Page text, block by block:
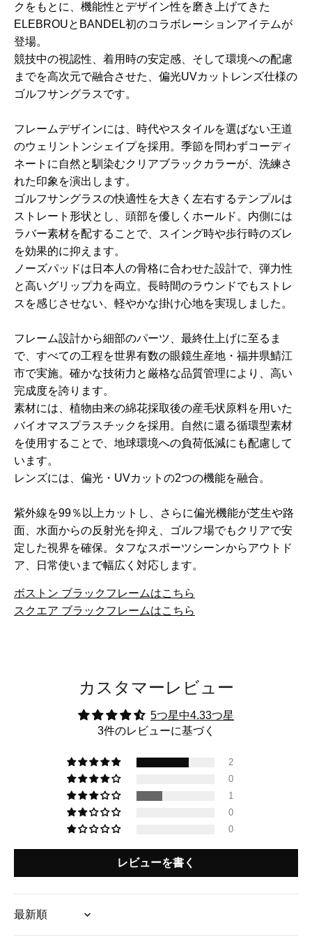
クをもとに、機能性とデザイン性を磨き上げてきた
ELEBROUとBANDEL初のコラボレーションアイテムが
登場。
競技中の視認性、着用時の安定感、そして環境への配慮
までを高次元で融合させた、偏光UVカットレンズ仕様の
ゴルフサングラスです。
フレームデザインには、時代やスタイルを選ばない王道
のウェリントンシェイプを採用。季節を問わずコーディ
ネートに自然と馴染むクリアブラックカラーが、洗練さ
れた印象を演出します。
ゴルフサングラスの快適性を大きく左右するテンプルは
ストレート形状とし、頭部を優しくホールド。内側には
ラバー素材を配することで、スイング時や歩行時のズレ
を効果的に抑えます。
ノーズパッドは日本人の骨格に合わせた設計で、弾力性
と高いグリップ力を両立。長時間のラウンドでもストレ
スを感じさせない、軽やかな掛け心地を実現しました。
フレーム設計から細部のパーツ、最終仕上げに至るま
で、すべての工程を世界有数の眼鏡生産地・福井県鯖江
市で実施。確かな技術力と厳格な品質管理により、高い
完成度を誇ります。
素材には、植物由来の綿花採取後の産毛状原料を用いた
バイオマスプラスチックを採用。自然に還る循環型素材
を使用することで、地球環境への負荷低減にも配慮して
います。
レンズには、偏光・UVカットの2つの機能を融合。
紫外線を99％以上カットし、さらに偏光機能が芝生や路
面、水面からの反射光を抑え、ゴルフ場でもクリアで安
定した視界を確保。タフなスポーツシーンからアウトド
ア、日常使いまで幅広く対応します。
ボストン ブラックフレームはこちら
スクエア ブラックフレームはこちら
カスタマーレビュー
5つ星中4.33つ星
3件のレビューに基づく
2
0
1
0
0
レビューを書く
Sort by